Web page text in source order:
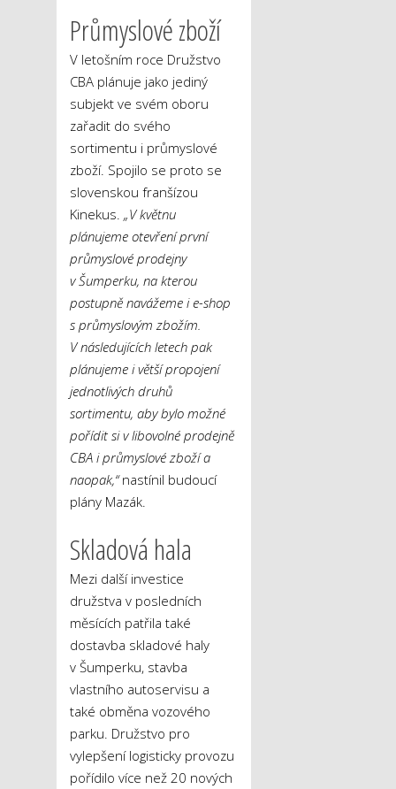
Průmyslové zboží
V letošním roce Družstvo
CBA plánuje jako jediný
subjekt ve svém oboru
zařadit do svého
sortimentu i průmyslové
zboží. Spojilo se proto se
slovenskou franšízou
Kinekus. „V květnu
plánujeme otevření první
průmyslové prodejny
v Šumperku, na kterou
postupně navážeme i e-shop
s průmyslovým zbožím.
V následujících letech pak
plánujeme i větší propojení
jednotlivých druhů
sortimentu, aby bylo možné
pořídit si v libovolné prodejně
CBA i průmyslové zboží a
naopak,“nastínil budoucí
plány Mazák.
Skladová hala
Mezi další investice
družstva v posledních
měsících patřila také
dostavba skladové haly
v Šumperku, stavba
vlastního autoservisu a
také obměna vozového
parku. Družstvo pro
vylepšení logisticky provozu
pořídilo více než 20 nových